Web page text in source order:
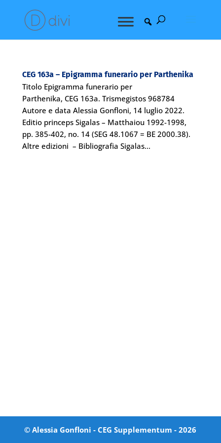
CEG 163a – Epigramma funerario per Parthenika
Titolo Epigramma funerario per
Parthenika, CEG 163a. Trismegistos 968784
Autore e data Alessia Gonfloni, 14 luglio 2022.
Editio princeps Sigalas – Matthaiou 1992-1998,
pp. 385-402, no. 14 (SEG 48.1067 = BE 2000.38).
Altre edizioni – Bibliografia Sigalas...
© Alessia Gonfloni - CEG Supplementum -2026